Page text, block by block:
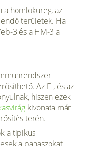
a homloküreg, az
területek. Ha
3 és a HM-3 a
Az E-, és az
hiszen ezek
kivonata már
terén.
a tipikus
a panaszokat.